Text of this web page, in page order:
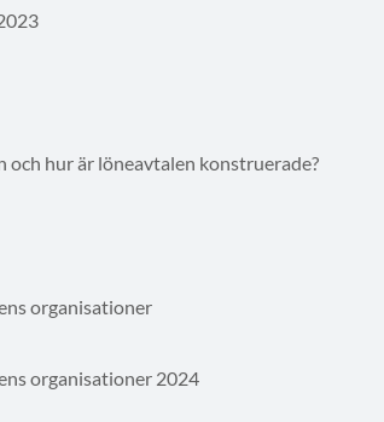
hur är löneavtalen konstruerade?
organisationer
organisationer 2024